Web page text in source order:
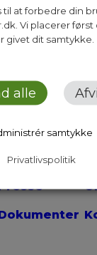
5. sal
S
til at forbedre din
Vi placerer først
givet dit samtykke.
alle
samtykke
Privatlivspolitik